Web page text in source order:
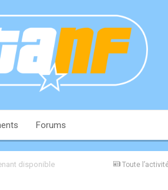
Forums
Toute
disponible